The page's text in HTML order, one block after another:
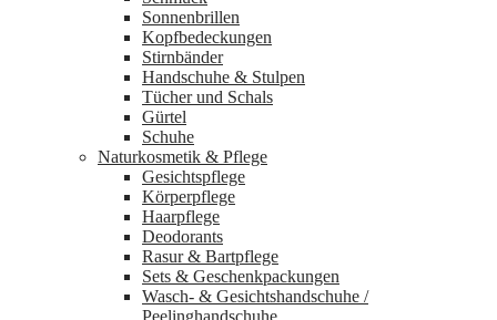
Sonnenbrillen
Kopfbedeckungen
Stirnbänder
Handschuhe & Stulpen
Tücher und Schals
Gürtel
Schuhe
Naturkosmetik & Pflege
Gesichtspflege
Körperpflege
Haarpflege
Deodorants
Rasur & Bartpflege
Sets & Geschenkpackungen
Wasch‑ & Gesichtshandschuhe /